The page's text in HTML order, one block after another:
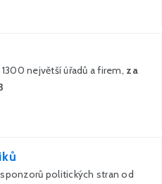
největší úřadů a firem, za
politických stran od